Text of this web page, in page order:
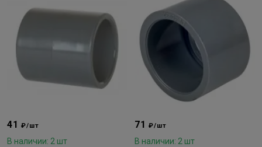
41₽/шт
В наличии: 2 шт
71₽/шт
В наличии: 2 шт